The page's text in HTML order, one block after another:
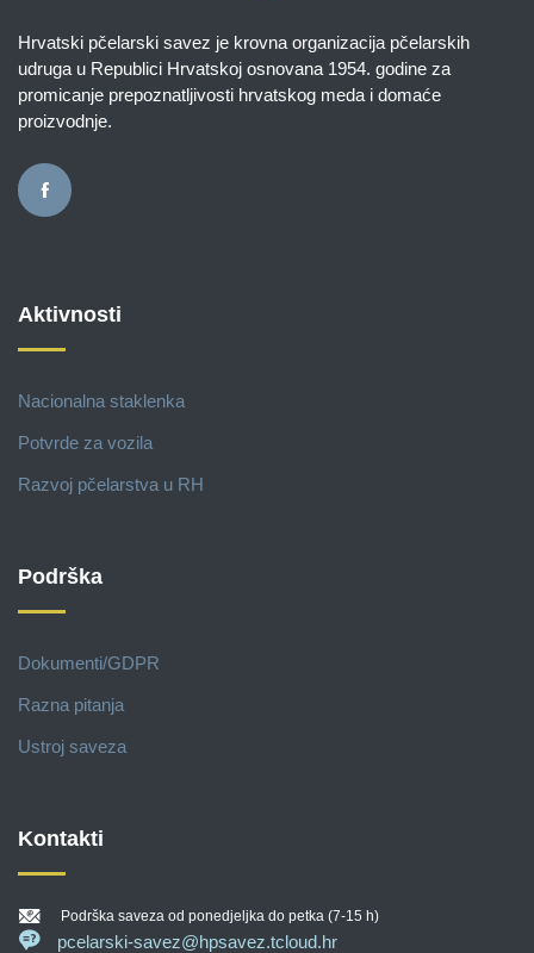
Hrvatski pčelarski savez je krovna organizacija pčelarskih
udruga u Republici Hrvatskoj osnovana 1954. godine za
promicanje prepoznatljivosti hrvatskog meda i domaće
proizvodnje.
Aktivnosti
Nacionalna staklenka
Potvrde za vozila
Razvoj pčelarstva u RH
Podrška
Dokumenti/GDPR
Razna pitanja
Ustroj saveza
Kontakti
Podrška saveza od ponedjeljka do petka (7-15 h)
pcelarski-savez@hpsavez.tcloud.hr